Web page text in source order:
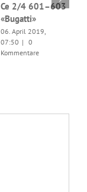
Ce 2/4 601–603
«Bugatti»
06. April 2019,
07:50 | 0
Kommentare